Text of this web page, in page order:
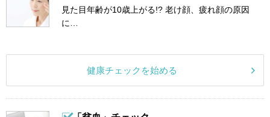
見た目年齢が10歳上がる!? 老け顔、疲れ顔の原因
に…
健康チェックを始める